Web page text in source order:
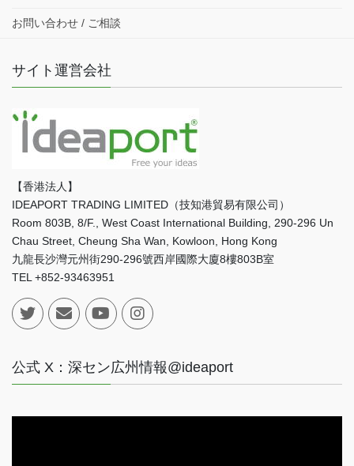
お問い合わせ / ご相談
サイト運営会社
【香港法人】
IDEAPORT TRADING LIMITED（技知港貿易有限公司）
Room 803B, 8/F., West Coast International Building, 290-296 Un
Chau Street, Cheung Sha Wan, Kowloon, Hong Kong
九龍長沙灣元州街290-296號西岸國際大廈8樓803B室
TEL +852-93463951
公式 X：深セン広州情報@ideaport